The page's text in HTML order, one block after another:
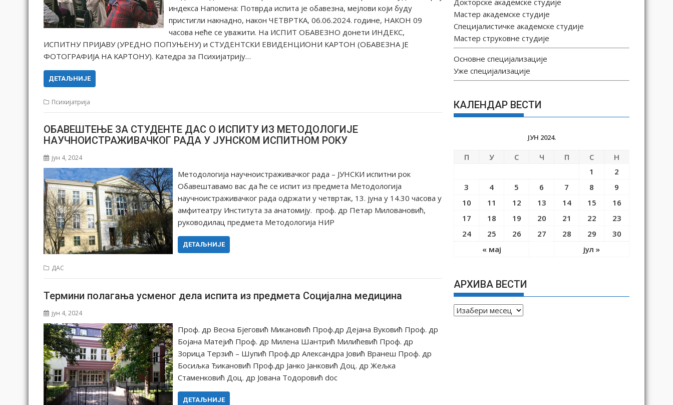
индекса Напоменa: Потврда испита је обавезна, мејлови који буду
пристигли накнадно, након ЧЕТВРТКА, 06.06.2024. године, НАКОН 09
часова неће се уважити. На ИСПИТ ОБАВЕЗНО донети ИНДЕКС,
ИСПИТНУ ПРИЈАВУ (УРЕДНО ПОПУЊЕНУ) и СТУДЕНТСКИ ЕВИДЕНЦИОНИ КАРТОН (ОБАВЕЗНА ЈЕ
ФОТОГРАФИЈА НА КАРТОНУ). Катедра за Психијатрију…
ДЕТАЉНИЈЕ
Психијатрија
ОБАВЕШТЕЊЕ ЗА СТУДЕНТЕ ДАС О ИСПИТУ ИЗ МЕТОДОЛОГИЈЕ
НАУЧНОИСТРАЖИВАЧКОГ РАДА У ЈУНСКОМ ИСПИТНОМ РОКУ
јун 4, 2024
Методологија научноистраживачког рада – ЈУНСКИ испитни рок
Обавештавамо вас да ће се испит из предмета Методологија
научноистраживачког рада одржати у четвртак, 13. јуна у 14.30 часова у
амфитеатру Института за анатомију. проф. др Петар Миловановић,
руководилац предмета Методологија НИР
ДЕТАЉНИЈЕ
ДАС
Термини полагања усменог дела испита из предмета Социјална медицина
јун 4, 2024
Проф. др Весна Бјеговић Микановић Проф.др Дејана Вуковић Проф. др
Бојана Матејић Проф. др Милена Шантрић Милићевић Проф. др
Зорица Терзић – Шупић Проф.др Александра Јовић Вранеш Проф. др
Босиљка Ђикановић Проф.др Јанко Јанковић Доц. др Жељка
Стаменковић Доц. др Јована Тодоровић doc
ДЕТАЉНИЈЕ
Мастер академске студије
Специјалистичке академске студије
Мастер струковне студије
Основне специјализације
Уже специјализације
КАЛЕНДАР ВЕСТИ
ЈУН 2024.
П У С Ч П С Н
« мај јул »
1
2
3
4 5 6 7 8
9
10
11 12 13 14 15
16
17
18 19 20 21 22
23
24
25 26 27 28 29 30
АРХИВА ВЕСТИ
А